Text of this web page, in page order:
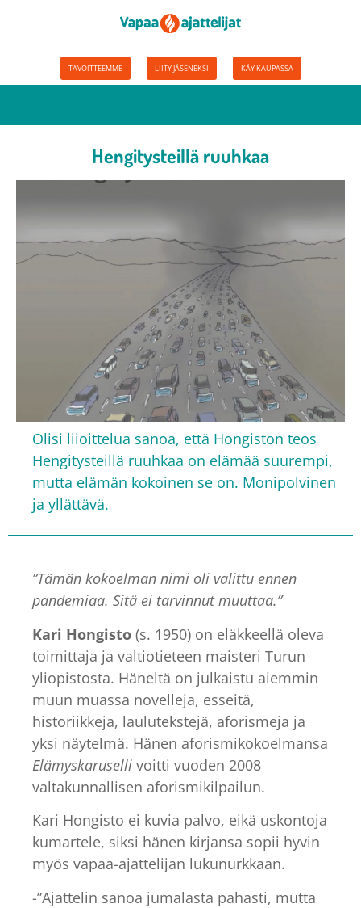
TAVOITTEEMME LIITY JÄSENEKSI KÄY KAUPASSA
Hengitysteillä ruuhkaa
Olisi liioittelua sanoa, että Hongiston teos
Hengitysteillä ruuhkaa on elämää suurempi,
mutta elämän kokoinen se on. Monipolvinen
ja yllättävä.
”Tämän kokoelman nimi oli valittu ennen
pandemiaa. Sitä ei tarvinnut muuttaa.”
Kari Hongisto (s. 1950) on eläkkeellä oleva
toimittaja ja valtiotieteen maisteri Turun
yliopistosta. Häneltä on julkaistu aiemmin
muun muassa novelleja, esseitä,
historiikkeja, laulutekstejä, aforismeja ja
yksi näytelmä. Hänen aforismikokoelmansa
Elämyskaruselli voitti vuoden 2008
valtakunnallisen aforismikilpailun.
Kari Hongisto ei kuvia palvo, eikä uskontoja
kumartele, siksi hänen kirjansa sopii hyvin
myös vapaa-ajattelijan lukunurkkaan.
-”Ajattelin sanoa jumalasta pahasti, mutta